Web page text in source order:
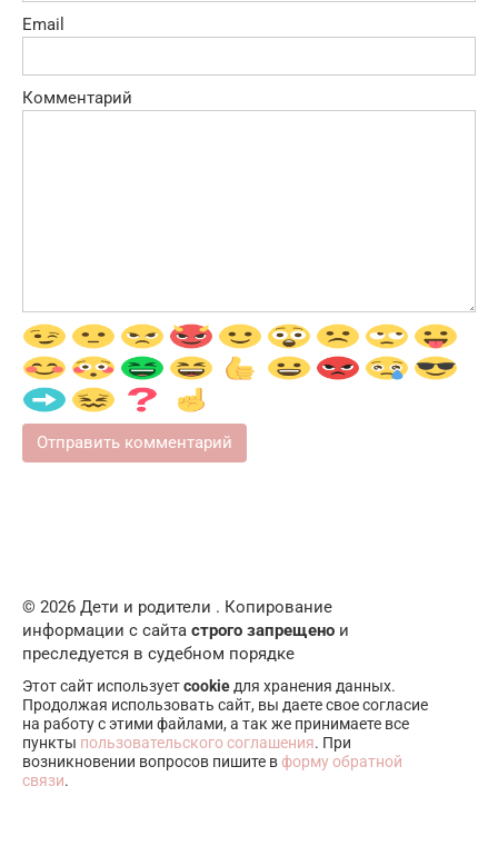
Email
Комментарий
© 2026 Дети и родители . Копирование
информации с сайта строго запрещено и
преследуется в судебном порядке
Этот сайт используетcookie для хранения данных.
Продолжая использовать сайт, вы даете свое согласие
на работу с этими файлами, а так же принимаете все
пункты пользовательского соглашения. При
возникновении вопросов пишите вформу обратной
связи.